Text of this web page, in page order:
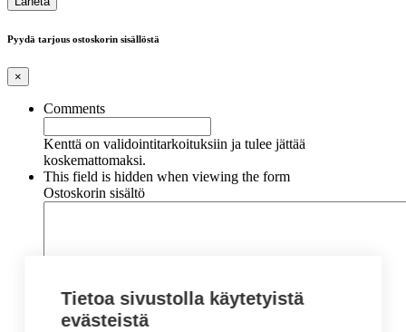
Pyydä tarjous ostoskorin sisällöstä
×
Comments
Kenttä on validointitarkoituksiin ja tulee jättää
koskemattomaksi.
This field is hidden when viewing the form
Ostoskorin sisältö
Tietoa sivustolla käytetyistä
evästeistä